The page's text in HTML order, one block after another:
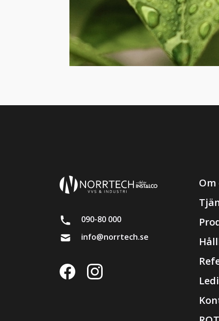
090-80 000
info@norrtech.se
Om